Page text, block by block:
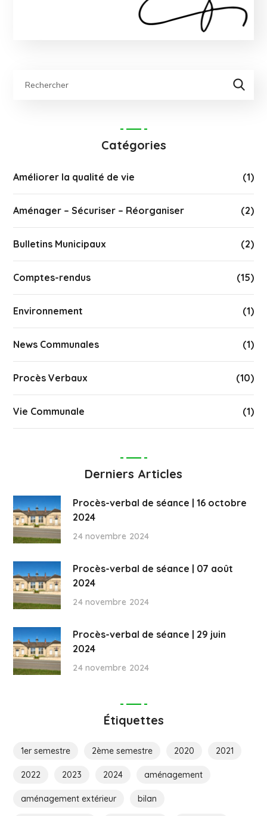
Catégories
Améliorer la qualité de vie (1)
Aménager – Sécuriser – Réorganiser (2)
Bulletins Municipaux (2)
Comptes-rendus (15)
Environnement (1)
News Communales (1)
Procès Verbaux (10)
Vie Communale (1)
Derniers Articles
Procès-verbal de séance | 16 octobre
2024
24 novembre 2024
Procès-verbal de séance | 07 août
2024
24 novembre 2024
Procès-verbal de séance | 29 juin
2024
24 novembre 2024
Étiquettes
1er semestre 2ème semestre 2020 2021
2022 2023 2024 aménagement
aménagement extérieur bilan